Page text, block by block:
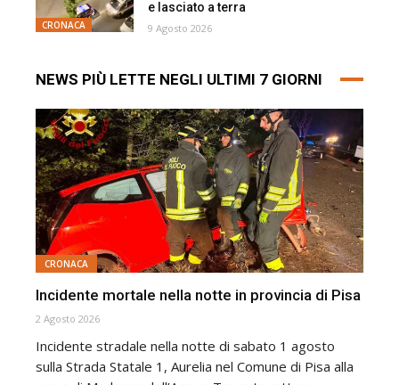
CRONACA
e lasciato a terra
9 Agosto 2026
NEWS PIÙ LETTE NEGLI ULTIMI 7 GIORNI
CRONACA
Incidente mortale nella notte in provincia di Pisa
2 Agosto 2026
Incidente stradale nella notte di sabato 1 agosto
sulla Strada Statale 1, Aurelia nel Comune di Pisa alla